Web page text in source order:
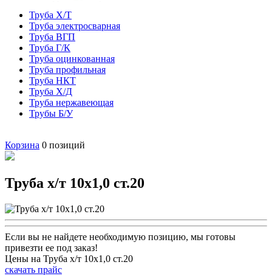
Труба Х/Т
Труба электросварная
Труба ВГП
Труба Г/К
Труба оцинкованная
Труба профильная
Труба НКТ
Труба Х/Д
Труба нержавеющая
Трубы Б/У
Корзина 0 позиций
Труба х/т 10х1,0 ст.20
Если вы не найдете необходимую позицию, мы готовы
привезти ее под заказ!
Цены на Труба х/т 10х1,0 ст.20
скачать прайс